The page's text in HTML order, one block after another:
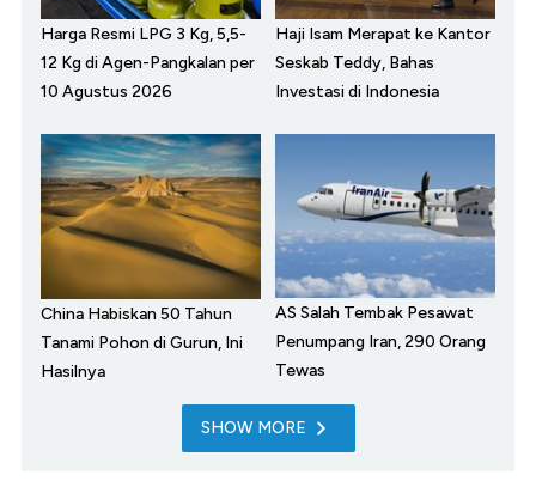
Harga Resmi LPG 3 Kg, 5,5-
12 Kg di Agen-Pangkalan per
10 Agustus 2026
Haji Isam Merapat ke Kantor
Seskab Teddy, Bahas
Investasi di Indonesia
China Habiskan 50 Tahun
Tanami Pohon di Gurun, Ini
Hasilnya
AS Salah Tembak Pesawat
Penumpang Iran, 290 Orang
Tewas
SHOW MORE